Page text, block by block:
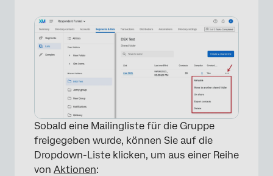
×
Sobald eine Mailingliste für die Gruppe
freigegeben wurde, können Sie auf die
Dropdown-Liste klicken, um aus einer Reihe
von Aktionen: